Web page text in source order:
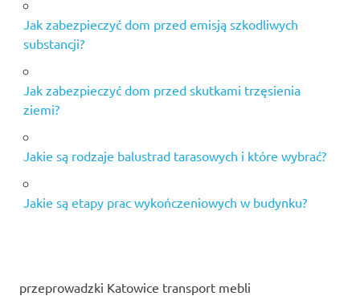
Jak zabezpieczyć dom przed emisją szkodliwych
substancji?
Jak zabezpieczyć dom przed skutkami trzęsienia
ziemi?
Jakie są rodzaje balustrad tarasowych i które wybrać?
Jakie są etapy prac wykończeniowych w budynku?
przeprowadzki Katowice transport mebli